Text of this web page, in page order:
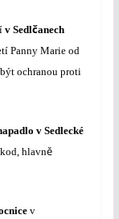
v Sedlčanech
Panny Marie od
ochranou proti
v Sedlecké
kod, hlavně
v